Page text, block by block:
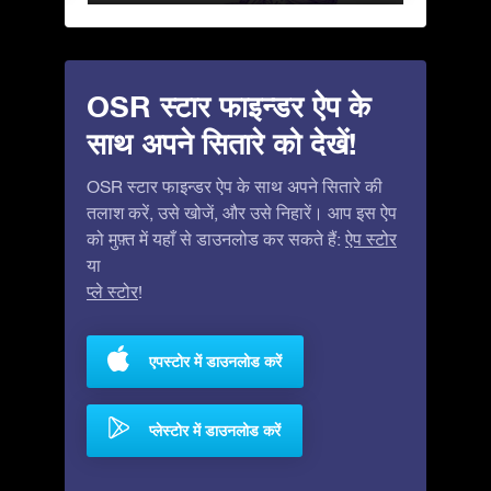
OSR स्टार फाइन्डर ऐप के
साथ अपने सितारे को देखें!
OSR स्टार फाइन्डर ऐप के साथ अपने सितारे की
तलाश करें, उसे खोजें, और उसे निहारें। आप इस ऐप
को मुफ़्त में यहाँ से डाउनलोड कर सकते हैं: ऐप स्टोर
या
प्ले स्टोर!
एपस्टोर में डाउनलोड करें
प्लेस्टोर में डाउनलोड करें